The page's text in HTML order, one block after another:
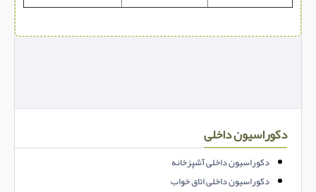
دکوراسیون داخلی
دکوراسیون داخلی آشپزخانه
دکوراسیون داخلی اتاق خواب